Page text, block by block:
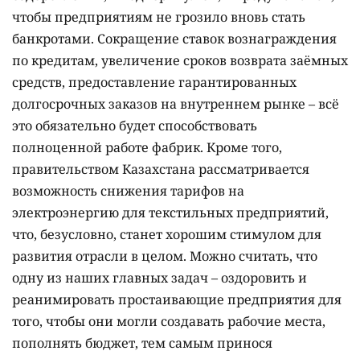
чтобы предприятиям не грозило вновь стать
банкротами. Сокращение ставок вознаграждения
по кредитам, увеличение сроков возврата заёмных
средств, предоставление гарантированных
долгосрочных заказов на внутреннем рынке – всё
это обязательно будет способствовать
полноценной работе фабрик. Кроме того,
правительством Казахстана рассматривается
возможность снижения тарифов на
электроэнергию для текстильных предприятий,
что, безусловно, станет хорошим стимулом для
развития отрасли в целом. Можно считать, что
одну из наших главных задач – оздоровить и
реанимировать простаивающие предприятия для
того, чтобы они могли создавать рабочие меcта,
пополнять бюджет, тем самым принося